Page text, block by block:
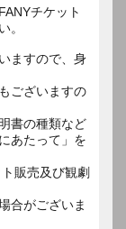
チケット
い。
ますので、身
ございますの
書の種類など
あたって」を
販売及び観劇
合がございま